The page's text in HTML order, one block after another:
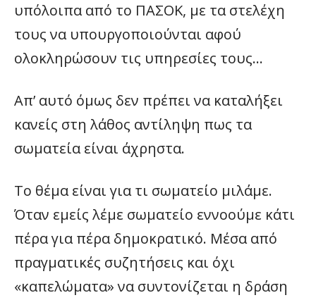
υπόλοιπα από το ΠΑΣΟΚ, με τα στελέχη
τους να υπουργοποιούνται αφού
ολοκληρώσουν τις υπηρεσίες τους…
Απ’ αυτό όμως δεν πρέπει να καταλήξει
κανείς στη λάθος αντίληψη πως τα
σωματεία είναι άχρηστα.
Το θέμα είναι για τι σωματείο μιλάμε.
Όταν εμείς λέμε σωματείο εννοούμε κάτι
πέρα για πέρα δημοκρατικό. Μέσα από
πραγματικές συζητήσεις και όχι
«καπελώματα» να συντονίζεται η δράση